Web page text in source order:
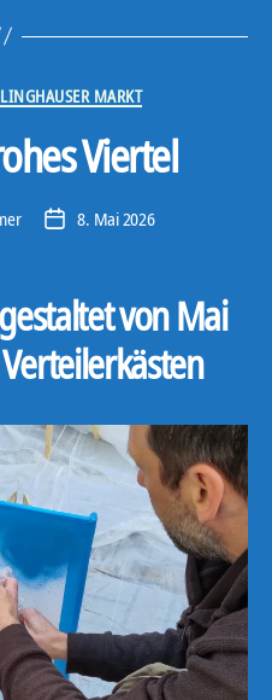
Kategorien MARKT
Viertel
Veröffentlichungsdatum
8. Mai 2026
von Mai